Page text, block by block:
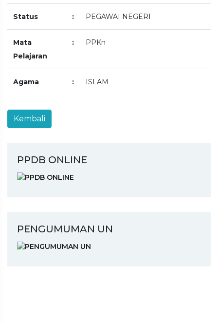
Status : PEGAWAI NEGERI
Mata
Pelajaran
: PPKn
Agama : ISLAM
PPDB ONLINE
PENGUMUMAN UN